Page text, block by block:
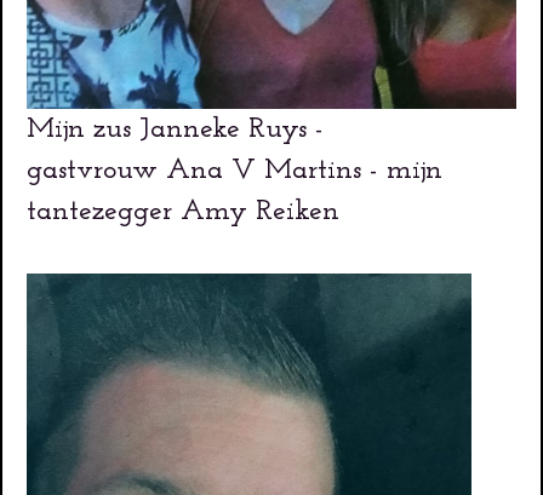
Mijn zus Janneke Ruys -
gastvrouw Ana V Martins - mijn
tantezegger Amy Reiken